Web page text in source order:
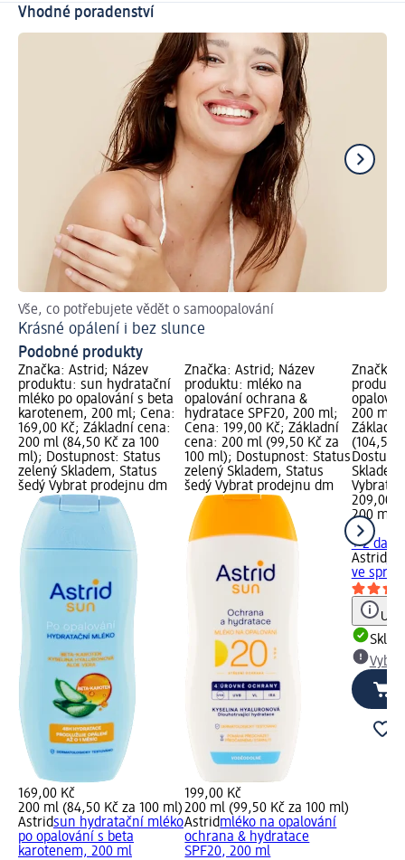
Vhodné poradenství
Vše, co potřebujete vědět o samoopalování
Krásné opálení i bez slunce
Podobné produkty
Značka: Astrid; Název
produktu: sun hydratační
mléko po opalování s beta
karotenem, 200 ml; Cena:
169,00 Kč; Základní cena:
200 ml (84,50 Kč za 100
ml); Dostupnost: Status
zelený Skladem, Status
šedý Vybrat prodejnu dm
169,00 Kč
200 ml (84,50 Kč za 100 ml)
Astridsun hydratační mléko
po opalování s beta
karotenem, 200 ml
Značka: Astrid; Název
produktu: mléko na
opalování ochrana &
hydratace SPF20, 200 ml;
Cena: 199,00 Kč; Základní
cena: 200 ml (99,50 Kč za
100 ml); Dostupnost: Status
zelený Skladem, Status
šedý Vybrat prodejnu dm
199,00 Kč
200 ml (99,50 Kč za 100 ml)
Astridmléko na opalování
ochrana & hydratace
SPF20, 200 ml
Značka:
200 ml;
(104,50
Vybrat
209,00
200 ml
ml)
+ 2
Astrid
ve spreji